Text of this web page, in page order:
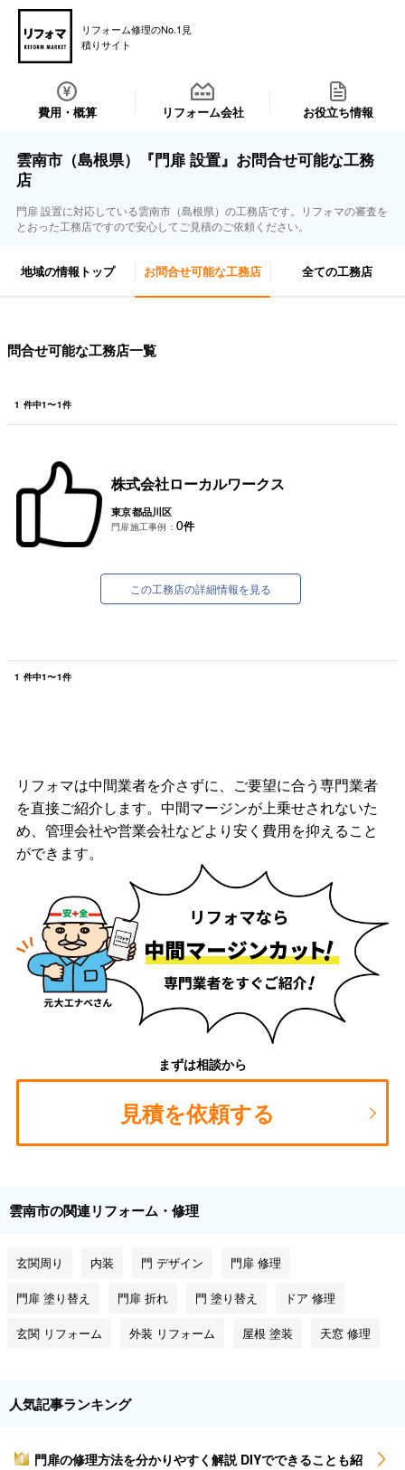
リフォーム修理のNo.1見
積りサイト
費用・概算 リフォーム会社 お役立ち情報
雲南市（島根県）『門扉 設置』お問合せ可能な工務
店
門扉 設置に対応している雲南市（島根県）の工務店です。リフォマの審査を
とおった工務店ですので安心してご見積のご依頼ください。
地域の情報トップ お問合せ可能な工務店 全ての工務店
問合せ可能な工務店一覧
1 件中1〜1件
株式会社ローカルワークス
東京都品川区
門扉施工事例： 0件
この工務店の詳細情報を見る
1 件中1〜1件
リフォマは中間業者を介さずに、ご要望に合う専門業者
を直接ご紹介します。中間マージンが上乗せされないた
め、管理会社や営業会社などより安く費用を抑えること
ができます。
まずは相談から
見積を依頼する
雲南市の関連リフォーム・修理
玄関周り 内装 門 デザイン 門扉 修理
門扉 塗り替え 門扉 折れ 門 塗り替え ドア 修理
玄関 リフォーム 外装 リフォーム 屋根 塗装 天窓 修理
人気記事ランキング
1
門扉の修理方法を分かりやすく解説 DIYでできることも紹